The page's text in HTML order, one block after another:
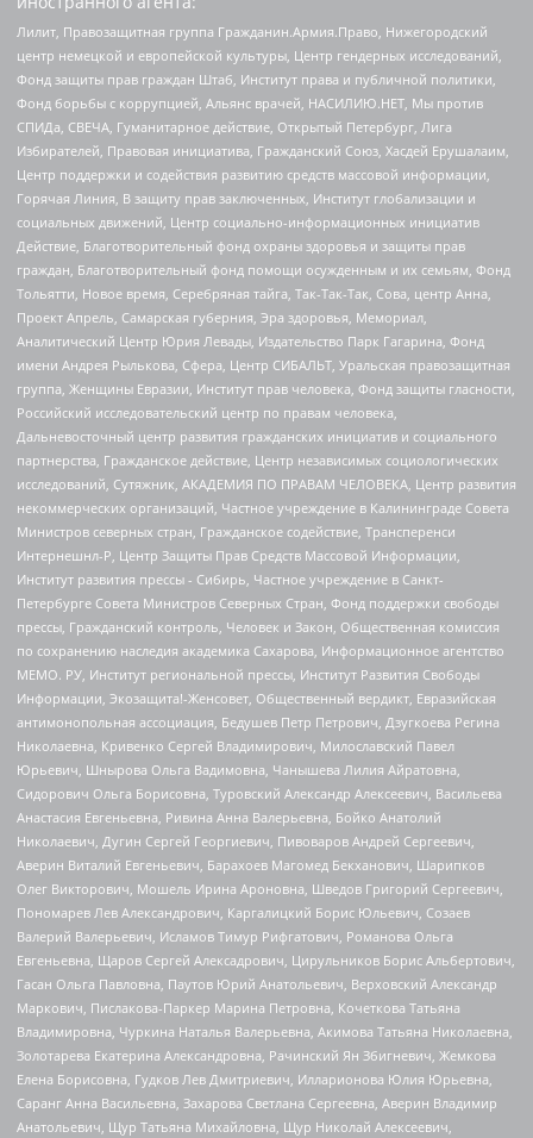
Лилит, Правозащитная группа Гражданин.Армия.Право, Нижегородский
центр немецкой и европейской культуры, Центр гендерных исследований,
Фонд защиты прав граждан Штаб, Институт права и публичной политики,
Фонд борьбы с коррупцией, Альянс врачей, НАСИЛИЮ.НЕТ, Мы против
СПИДа, СВЕЧА, Гуманитарное действие, Открытый Петербург, Лига
Избирателей, Правовая инициатива, Гражданский Союз, Хасдей Ерушалаим,
Центр поддержки и содействия развитию средств массовой информации,
Горячая Линия, В защиту прав заключенных, Институт глобализации и
социальных движений, Центр социально-информационных инициатив
Действие, Благотворительный фонд охраны здоровья и защиты прав
граждан, Благотворительный фонд помощи осужденным и их семьям, Фонд
Тольятти, Новое время, Серебряная тайга, Так-Так-Так, Сова, центр Анна,
Проект Апрель, Самарская губерния, Эра здоровья, Мемориал,
Аналитический Центр Юрия Левады, Издательство Парк Гагарина, Фонд
имени Андрея Рылькова, Сфера, Центр СИБАЛЬТ, Уральская правозащитная
группа, Женщины Евразии, Институт прав человека, Фонд защиты гласности,
Российский исследовательский центр по правам человека,
Дальневосточный центр развития гражданских инициатив и социального
партнерства, Гражданское действие, Центр независимых социологических
исследований, Сутяжник, АКАДЕМИЯ ПО ПРАВАМ ЧЕЛОВЕКА, Центр развития
некоммерческих организаций, Частное учреждение в Калининграде Совета
Министров северных стран, Гражданское содействие, Трансперенси
Интернешнл-Р, Центр Защиты Прав Средств Массовой Информации,
Институт развития прессы - Сибирь, Частное учреждение в Санкт-
Петербурге Совета Министров Северных Стран, Фонд поддержки свободы
прессы, Гражданский контроль, Человек и Закон, Общественная комиссия
по сохранению наследия академика Сахарова, Информационное агентство
МЕМО. РУ, Институт региональной прессы, Институт Развития Свободы
Информации, Экозащита!-Женсовет, Общественный вердикт, Евразийская
антимонопольная ассоциация, Бедушев Петр Петрович, Дзугкоева Регина
Николаевна, Кривенко Сергей Владимирович, Милославский Павел
Юрьевич, Шнырова Ольга Вадимовна, Чанышева Лилия Айратовна,
Сидорович Ольга Борисовна, Туровский Александр Алексеевич, Васильева
Анастасия Евгеньевна, Ривина Анна Валерьевна, Бойко Анатолий
Николаевич, Дугин Сергей Георгиевич, Пивоваров Андрей Сергеевич,
Аверин Виталий Евгеньевич, Барахоев Магомед Бекханович, Шарипков
Олег Викторович, Мошель Ирина Ароновна, Шведов Григорий Сергеевич,
Пономарев Лев Александрович, Каргалицкий Борис Юльевич, Созаев
Валерий Валерьевич, Исламов Тимур Рифгатович, Романова Ольга
Евгеньевна, Щаров Сергей Алексадрович, Цирульников Борис Альбертович,
Гасан Ольга Павловна, Паутов Юрий Анатольевич, Верховский Александр
Маркович, Пислакова-Паркер Марина Петровна, Кочеткова Татьяна
Владимировна, Чуркина Наталья Валерьевна, Акимова Татьяна Николаевна,
Золотарева Екатерина Александровна, Рачинский Ян Збигневич, Жемкова
Елена Борисовна, Гудков Лев Дмитриевич, Илларионова Юлия Юрьевна,
Саранг Анна Васильевна, Захарова Светлана Сергеевна, Аверин Владимир
Анатольевич, Щур Татьяна Михайловна, Щур Николай Алексеевич,